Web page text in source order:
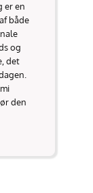
er en
både
og
det
den